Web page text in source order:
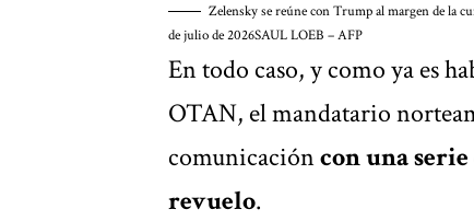
Zelensky se reúne con Trump al margen de la
de julio de 2026SAUL LOEB – AFP
En todo caso, y como ya es
OTAN, el mandatario
comunicacióncon una
revuelo.